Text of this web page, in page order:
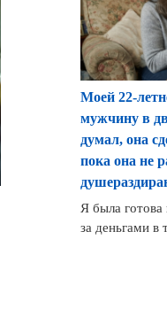
Моей 22-
мужчину в
думал, она
пока она не
Я была готова
за деньгами в